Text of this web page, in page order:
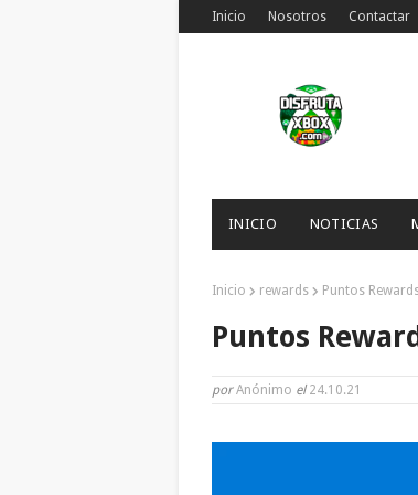
Inicio Nosotros Contactar
INICIO NOTICIAS
Inicio rewards Puntos
Puntos
por Anónimo el24.10.21